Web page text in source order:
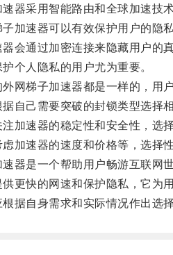
采用智能路由和全球加速技术
速器可以有效保护用户的隐私
通过加密连接来隐藏用户的真
人隐私的用户尤为重要。
梯子加速器都是一样的，用户
己需要突破的封锁类型选择相
速器的稳定性和安全性，选择
速器的速度和价格等，选择性
是一个帮助用户畅游互联网世
快的网速和保护隐私，它为用
自身需求和实际情况作出选择